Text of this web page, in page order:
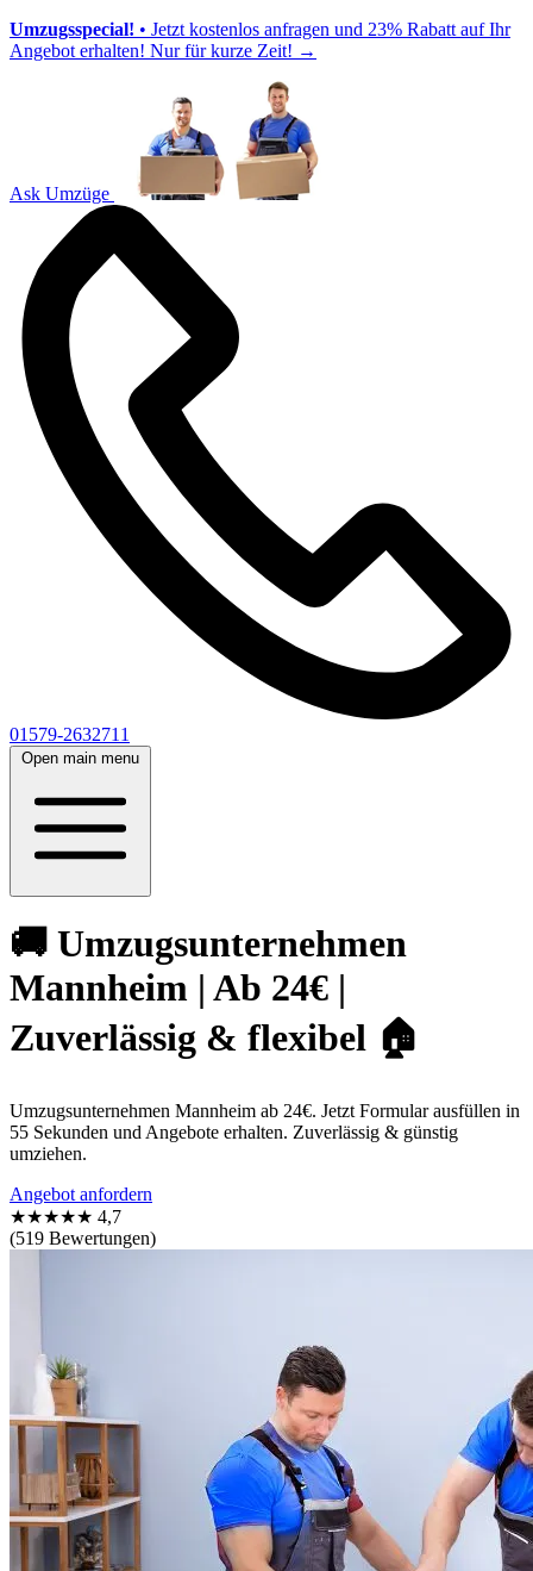
Umzugsspecial! • Jetzt kostenlos anfragen und 23% Rabatt auf Ihr
Angebot erhalten! Nur für kurze Zeit! →
Ask Umzüge
01579-2632711
Open main menu
🚚 Umzugsunternehmen
Mannheim | Ab 24€ |
Zuverlässig & flexibel 🏠
Umzugsunternehmen Mannheim ab 24€. Jetzt Formular ausfüllen in
55 Sekunden und Angebote erhalten. Zuverlässig & günstig
umziehen.
Angebot anfordern
★★★★★ 4,7
(519 Bewertungen)